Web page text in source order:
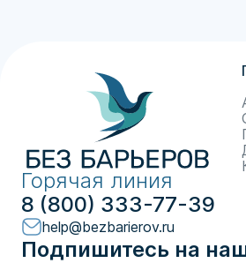
Горячая линия
8 (800) 333-77-39
help@bezbarierov.ru
Подпишитесь на